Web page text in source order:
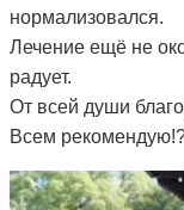
нормализовался.
Лечение ещё не
радует.
От всей души
Всем